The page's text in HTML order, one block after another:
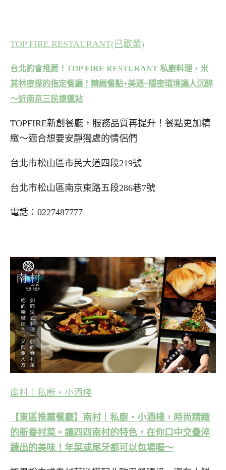
TOP FIRE RESTAURANT(已歇業)
台北約會推薦！TOP FIRE RESTURANT 私廚料理，米
其林密探的指定餐廳！精緻餐點+美酒+隱密環境讓人沉醉
～近南京三民捷運站
TOPFIRE新創餐廳，服務品質再提升！餐點更加精
緻～適合想要安靜獨處的情侶們
台北市松山區市民大道四段219號
台北市松山區南京東路五段286巷7號
電話：0227487777
南村｜私廚‧小酒棧
【東區推薦餐廳】南村｜私廚‧小酒棧，時尚精緻
的新眷村菜。讓四四南村的特色，在你口中交疊淬
鍊出的美味！年菜或尾牙都可以包場喔～